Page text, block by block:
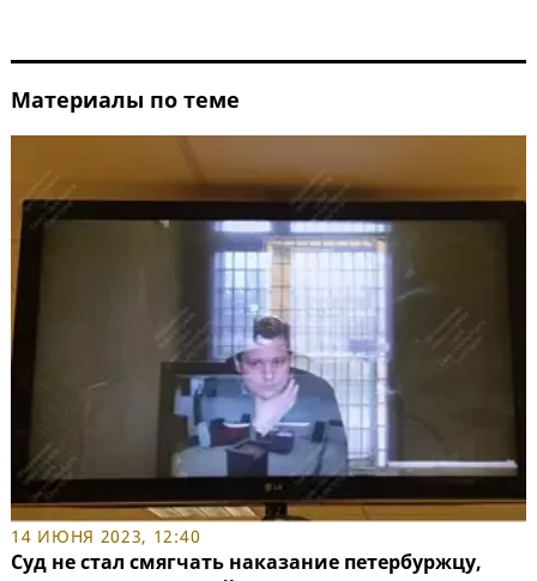
Материалы по теме
14 ИЮНЯ 2023, 12:40
Суд не стал смягчать наказание петербуржцу,